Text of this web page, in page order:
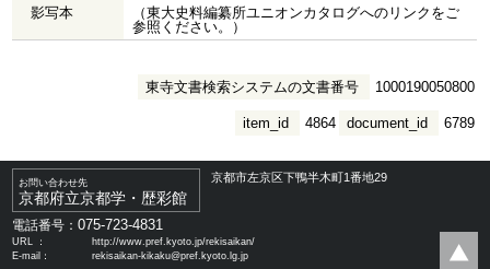
影写本
（東大史料編纂所ユニオンカタログへのリンクをご
参照ください。）
東寺文書検索システムの文書番号 1000190050800
document_id 6789
item_id 4864
お問い合わせ先
京都府立京都学・歴彩館
京都市左京区下鴨半木町1番地29
電話番号：075-723-4831
URL ：
http://www.pref.kyoto.jp/rekisaikan/
E-mail：
rekisaikan-kikaku@pref.kyoto.lg.jp